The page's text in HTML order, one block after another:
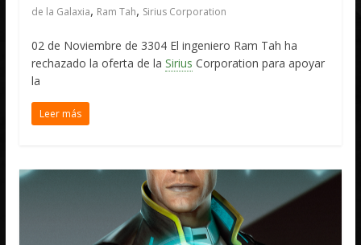
de la Galaxia, Ram Tah, Sirius Corporation
02 de Noviembre de 3304 El ingeniero Ram Tah ha
rechazado la oferta de laSirius Corporation para apoyar
la
Leer más